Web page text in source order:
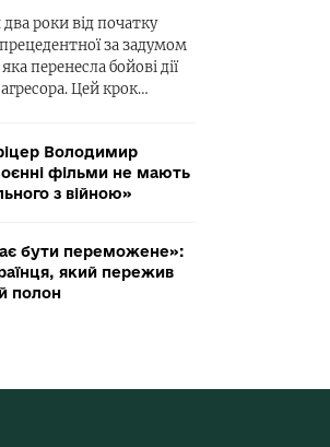
роки від початку
за задумом
перенесла бойові дії
Цей крок…
Володимир
фільми не мають
з війною»
бути переможене»:
який пережив
полон